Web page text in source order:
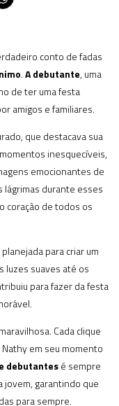
conto de fadas
.A debutante, uma
de ter uma festa
amigos e familiares.
que destacava sua
inesquecíveis,
emocionantes de
lágrimas durante esses
coração de todos os
para criar um
luzes suaves até os
para fazer da festa
Cada clique
em seu momento
debutantesé sempre
jovem, garantindo que
para sempre.